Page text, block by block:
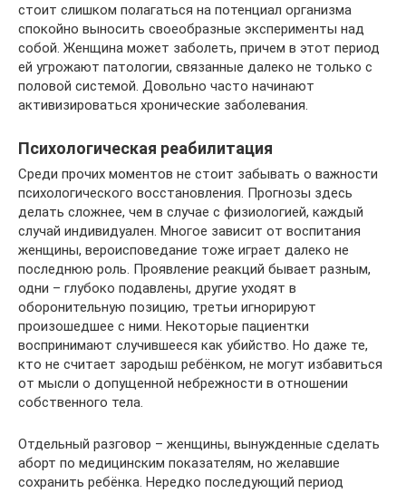
стоит слишком полагаться на потенциал организма
спокойно выносить своеобразные эксперименты над
собой. Женщина может заболеть, причем в этот период
ей угрожают патологии, связанные далеко не только с
половой системой. Довольно часто начинают
активизироваться хронические заболевания.
Психологическая реабилитация
Среди прочих моментов не стоит забывать о важности
психологического восстановления. Прогнозы здесь
делать сложнее, чем в случае с физиологией, каждый
случай индивидуален. Многое зависит от воспитания
женщины, вероисповедание тоже играет далеко не
последнюю роль. Проявление реакций бывает разным,
одни – глубоко подавлены, другие уходят в
оборонительную позицию, третьи игнорируют
произошедшее с ними. Некоторые пациентки
воспринимают случившееся как убийство. Но даже те,
кто не считает зародыш ребёнком, не могут избавиться
от мысли о допущенной небрежности в отношении
собственного тела.
Отдельный разговор – женщины, вынужденные сделать
аборт по медицинским показателям, но желавшие
сохранить ребёнка. Нередко последующий период